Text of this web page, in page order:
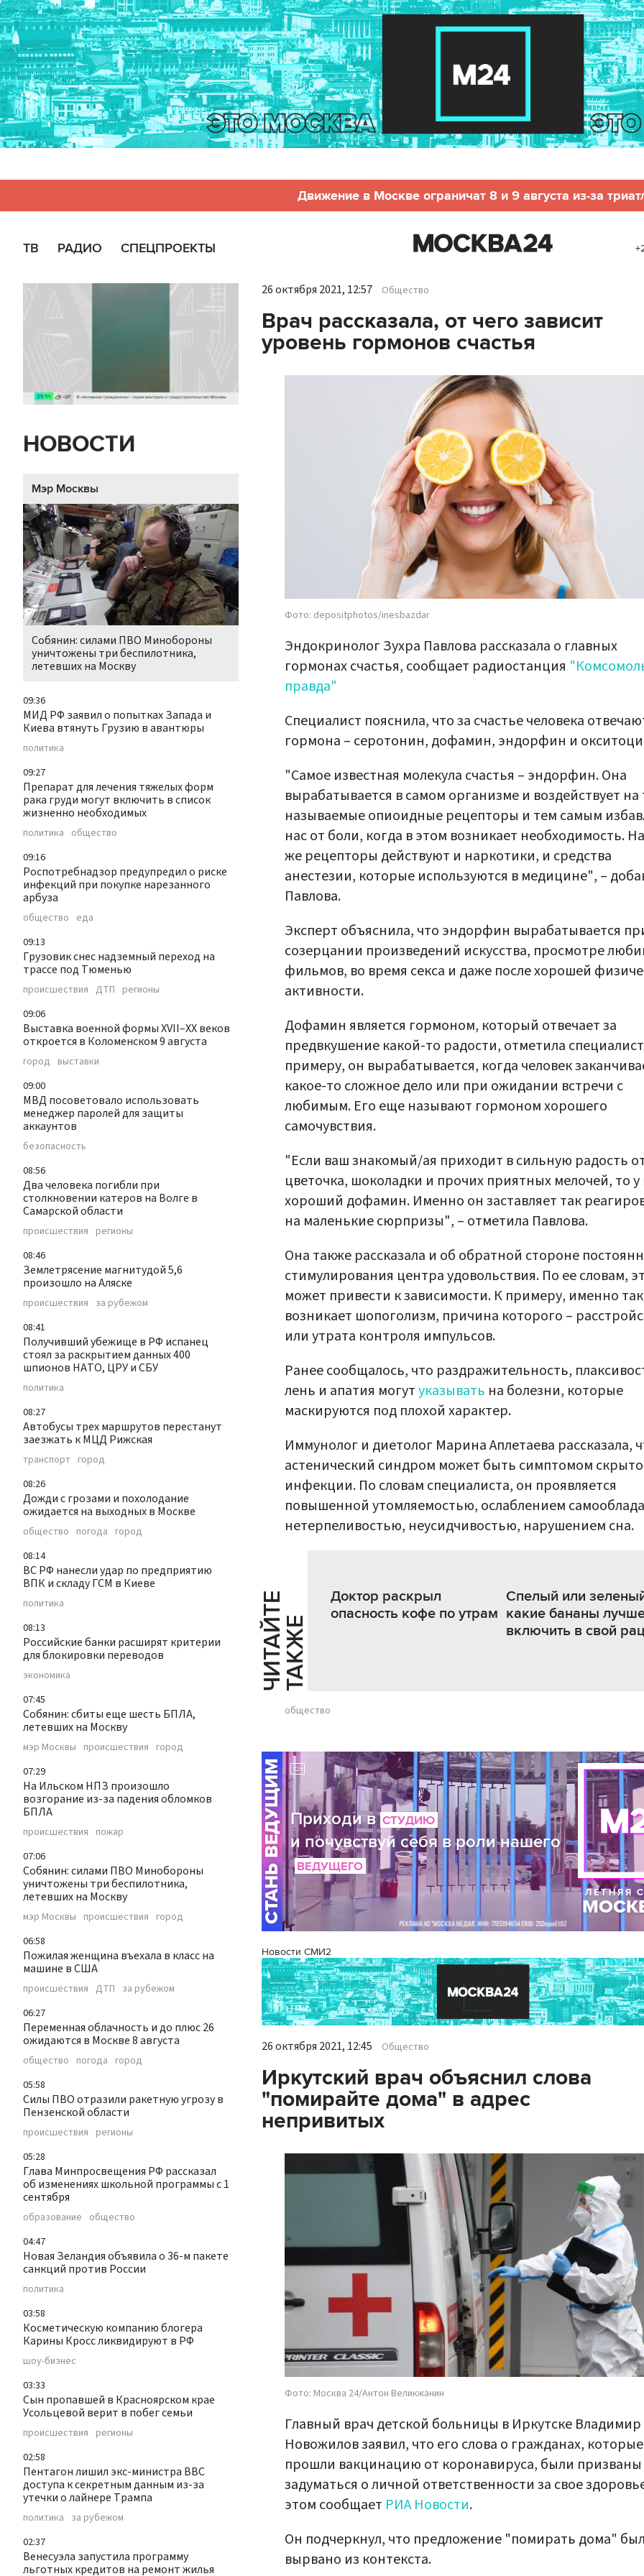
Движение в Москве ограничат 8 и 9 августа из-за
ТВ РАДИО СПЕЦПРОЕКТЫ
НОВОСТИ
Мэр Москвы
Собянин: силами ПВО Минобороны
уничтожены три беспилотника,
летевших на Москву
09:36
МИД РФ заявил о попытках Запада и
Киева втянуть Грузию в авантюры
политика
09:27
Препарат для лечения тяжелых форм
рака груди могут включить в список
жизненно необходимых
политика общество
09:16
Роспотребнадзор предупредил о риске
инфекций при покупке нарезанного
арбуза
общество еда
09:13
Грузовик снес надземный переход на
трассе под Тюменью
происшествия ДТП регионы
09:06
Выставка военной формы XVII–XX веков
откроется в Коломенском 9 августа
город выставки
09:00
МВД посоветовало использовать
менеджер паролей для защиты
аккаунтов
безопасность
08:56
Два человека погибли при
столкновении катеров на Волге в
Самарской области
происшествия регионы
08:46
Землетрясение магнитудой 5,6
произошло на Аляске
происшествия за рубежом
08:41
Получивший убежище в РФ испанец
стоял за раскрытием данных 400
шпионов НАТО, ЦРУ и СБУ
политика
08:27
Автобусы трех маршрутов перестанут
заезжать к МЦД Рижская
транспорт город
08:26
Дожди с грозами и похолодание
ожидается на выходных в Москве
общество погода город
08:14
ВС РФ нанесли удар по предприятию
ВПК и складу ГСМ в Киеве
политика
08:13
Российские банки расширят критерии
для блокировки переводов
экономика
07:45
Собянин: сбиты еще шесть БПЛА,
летевших на Москву
мэр Москвы происшествия город
07:29
На Ильском НПЗ произошло
возгорание из-за падения обломков
БПЛА
происшествия пожар
07:06
Собянин: силами ПВО Минобороны
уничтожены три беспилотника,
летевших на Москву
мэр Москвы происшествия город
06:58
Пожилая женщина въехала в класс на
машине в США
происшествия ДТП за рубежом
06:27
Переменная облачность и до плюс 26
ожидаются в Москве 8 августа
общество погода город
05:58
Силы ПВО отразили ракетную угрозу в
Пензенской области
происшествия регионы
05:28
Глава Минпросвещения РФ рассказал
об изменениях школьной программы с 1
сентября
образование общество
04:47
Новая Зеландия объявила о 36-м пакете
санкций против России
политика
03:58
Косметическую компанию блогера
Карины Кросс ликвидируют в РФ
шоу-бизнес
03:33
Сын пропавшей в Красноярском крае
Усольцевой верит в побег семьи
происшествия регионы
02:58
Пентагон лишил экс-министра ВВС
доступа к секретным данным из-за
утечки о лайнере Трампа
политика за рубежом
02:37
Венесуэла запустила программу
льготных кредитов на ремонт жилья
26 октября 2021, 12:57 Общество
Врач рассказала, от чего зависит
уровень гормонов счастья
Фото: depositphotos/inesbazdar
Эндокринолог Зухра Павлова рассказала о главных
гормонах счастья, сообщает радиостанция
правда"
Специалист пояснила, что за счастье человека
гормона – серотонин, дофамин, эндорфин и
"Самое известная молекула счастья – эндорфин. Она
вырабатывается в самом организме и воздействует на
называемые опиоидные рецепторы и тем самым
нас от боли, когда в этом возникает необходимость.
же рецепторы действуют и наркотики, и средства
анестезии, которые используются в медицине", –
Павлова.
Эксперт объяснила, что эндорфин вырабатывается
созерцании произведений искусства, просмотре
фильмов, во время секса и даже после хорошей
активности.
Дофамин является гормоном, который отвечает за
предвкушение какой-то радости, отметила
примеру, он вырабатывается, когда человек
какое-то сложное дело или при ожидании встречи с
любимым. Его еще называют гормоном хорошего
самочувствия.
"Если ваш знакомый/ая приходит в сильную радость
цветочка, шоколадки и прочих приятных мелочей, то у
хороший дофамин. Именно он заставляет так
на маленькие сюрпризы", – отметила Павлова.
Она также рассказала и об обратной стороне
стимулирования центра удовольствия. По ее словам,
может привести к зависимости. К примеру, именно так
возникает шопоголизм, причина которого –
или утрата контроля импульсов.
Ранее сообщалось, что раздражительность,
лень и апатия могутуказывать на болезни, которые
маскируются под плохой характер.
Иммунолог и диетолог Марина Аплетаева рассказала,
астенический синдром может быть симптомом
инфекции. По словам специалиста, он проявляется
повышенной утомляемостью, ослаблением
нетерпеливостью, неусидчивостью, нарушением сна.
Ч
И
Т
АЙ
Т
Е
Т
А
К
ЖЕ
Доктор раскрыл
опасность кофе по утрам
Спелый или
какие бананы
включить в свой
общество
Новости СМИ2
26 октября 2021, 12:45 Общество
Иркутский врач объяснил слова
"помирайте дома" в адрес
непривитых
Фото: Москва 24/Антон Великжанин
Главный врач детской больницы в Иркутске Владимир
Новожилов заявил, что его слова о гражданах,
прошли вакцинацию от коронавируса, были призваны
задуматься о личной ответственности за свое
этом сообщает РИА Новости.
Он подчеркнул, что предложение "помирать дома"
вырвано из контекста.